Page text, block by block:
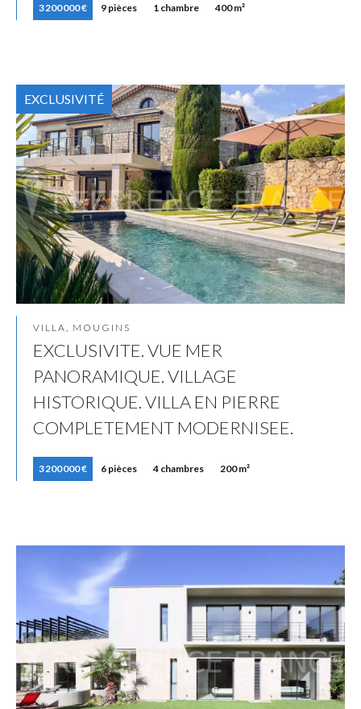
3 200 000 € 9 pièces 1 chambre 400 m²
VILLA, MOUGINS
EXCLUSIVITE. VUE MER
PANORAMIQUE. VILLAGE
HISTORIQUE. VILLA EN PIERRE
COMPLETEMENT MODERNISEE.
3 200 000 € 6 pièces 4 chambres 200 m²
EXCLUSIVITÉ